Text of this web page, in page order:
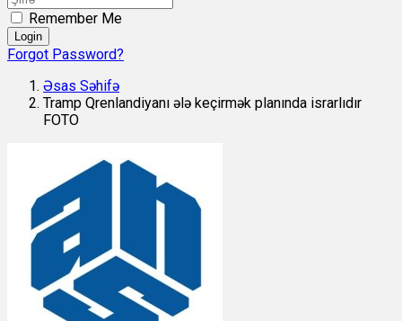
Remember Me
Login
Forgot Password?
Əsas Səhifə
Tramp Qrenlandiyanı ələ keçirmək planında israrlıdır
FOTO